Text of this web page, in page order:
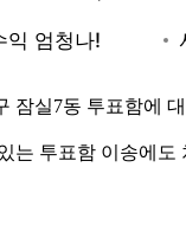
잠실7동 투표함에
는 투표함 이송에도